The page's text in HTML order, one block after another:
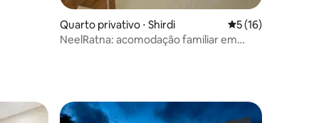
Quarto privativo ⋅ Shirdi 5 de uma
5 (16)
NeelRatna: acomodação familiar em